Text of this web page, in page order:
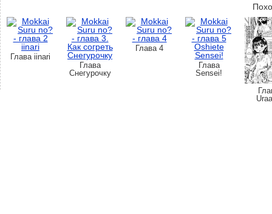
Глава iinari
Глава
Снегурочку
Глава 4
Глава
Sensei!